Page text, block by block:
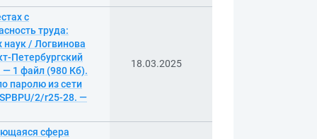
с
труда:
наук / Логвинова
Петербургский
— 1 файл (980 Кб).
паролю из сети
2/r25-28. —
18.03.2025
сфера